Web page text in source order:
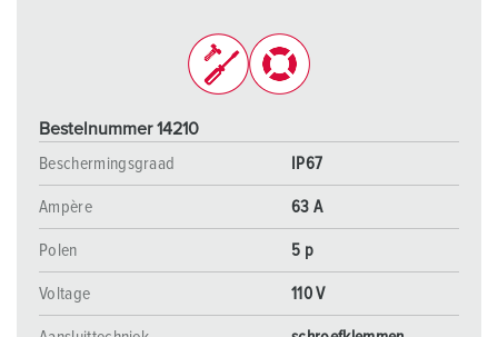
Bestelnummer 14210
Beschermingsgraad
IP67
Ampère 63 A
Polen 5 p
Voltage 110 V